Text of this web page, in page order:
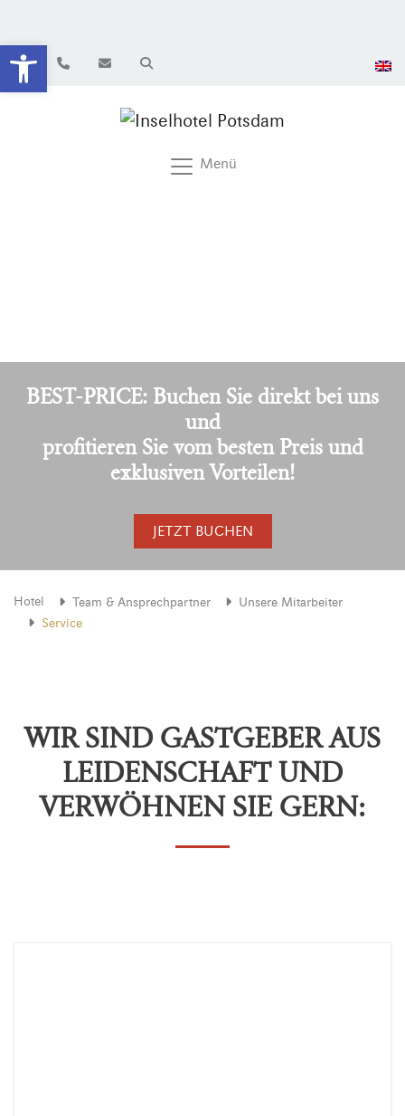
Werkzeugleiste öffnen
Menü
BEST-PRICE: Buchen Sie direkt bei uns
und
profitieren Sie vom besten Preis und
exklusiven Vorteilen!
JETZT BUCHEN
Hotel Team & Ansprechpartner
Unsere Mitarbeiter
Service
WIR SIND GASTGEBER AUS
LEIDENSCHAFT UND
VERWÖHNEN SIE GERN: